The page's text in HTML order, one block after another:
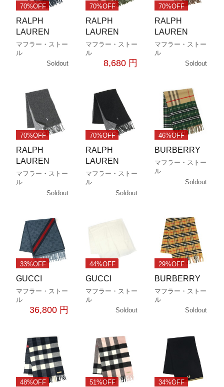
70%OFF
RALPH
LAUREN
マフラー・ストー
ル
Soldout
70%OFF
RALPH
LAUREN
マフラー・ストー
ル
8,680 円
70%OFF
RALPH
LAUREN
マフラー・ストー
ル
Soldout
70%OFF
RALPH
LAUREN
マフラー・ストー
ル
Soldout
70%OFF
RALPH
LAUREN
マフラー・ストー
ル
Soldout
46%OFF
BURBERRY
マフラー・ストー
ル
Soldout
33%OFF
GUCCI
マフラー・ストー
ル
36,800 円
44%OFF
GUCCI
マフラー・ストー
ル
Soldout
29%OFF
BURBERRY
マフラー・ストー
ル
Soldout
48%OFF 51%OFF 34%OFF